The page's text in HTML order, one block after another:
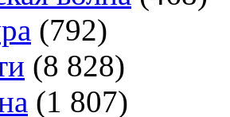
(792)
(8 828)
(1 807)